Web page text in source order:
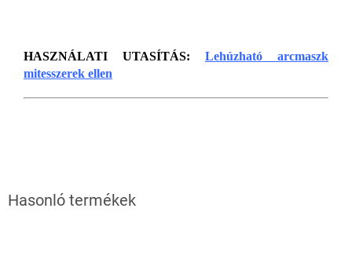
HASZNÁLATI UTASÍTÁS:
Lehúzható arcmaszk
mitesszerek ellen